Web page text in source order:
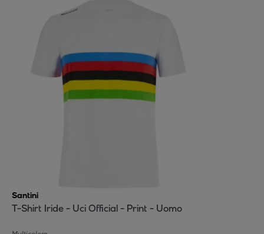
Santini
T-Shirt Iride - Uci Official - Print - Uomo